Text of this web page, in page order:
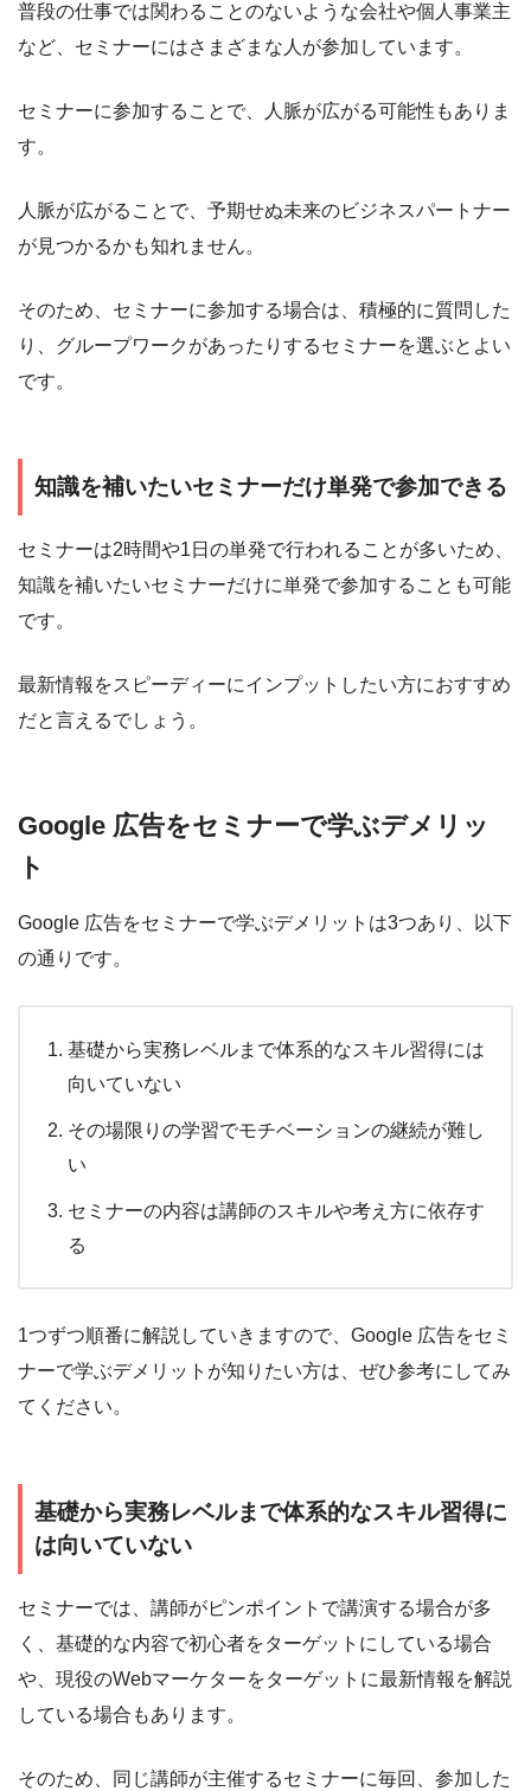
普段の仕事では関わることのないような会社や個人事業主
など、セミナーにはさまざまな人が参加しています。
セミナーに参加することで、人脈が広がる可能性もありま
す。
人脈が広がることで、予期せぬ未来のビジネスパートナー
が見つかるかも知れません。
そのため、セミナーに参加する場合は、積極的に質問した
り、グループワークがあったりするセミナーを選ぶとよい
です。
知識を補いたいセミナーだけ単発で参加できる
セミナーは2時間や1日の単発で行われることが多いため、
知識を補いたいセミナーだけに単発で参加することも可能
です。
最新情報をスピーディーにインプットしたい方におすすめ
だと言えるでしょう。
Google 広告をセミナーで学ぶデメリッ
ト
Google 広告をセミナーで学ぶデメリットは3つあり、以下
の通りです。
基礎から実務レベルまで体系的なスキル習得には
向いていない
その場限りの学習でモチベーションの継続が難し
い
セミナーの内容は講師のスキルや考え方に依存す
る
1つずつ順番に解説していきますので、Google 広告をセミ
ナーで学ぶデメリットが知りたい方は、ぜひ参考にしてみ
てください。
基礎から実務レベルまで体系的なスキル習得に
は向いていない
セミナーでは、講師がピンポイントで講演する場合が多
く、基礎的な内容で初心者をターゲットにしている場合
や、現役のWebマーケターをターゲットに最新情報を解説
している場合もあります。
そのため、同じ講師が主催するセミナーに毎回、参加した